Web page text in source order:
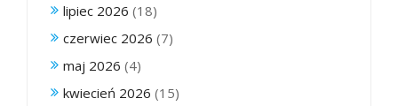
lipiec 2026 (18)
czerwiec 2026 (7)
maj 2026 (4)
kwiecień 2026 (15)